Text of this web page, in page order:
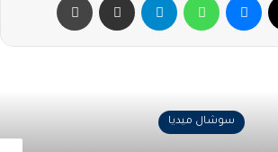
سوشال ميديا